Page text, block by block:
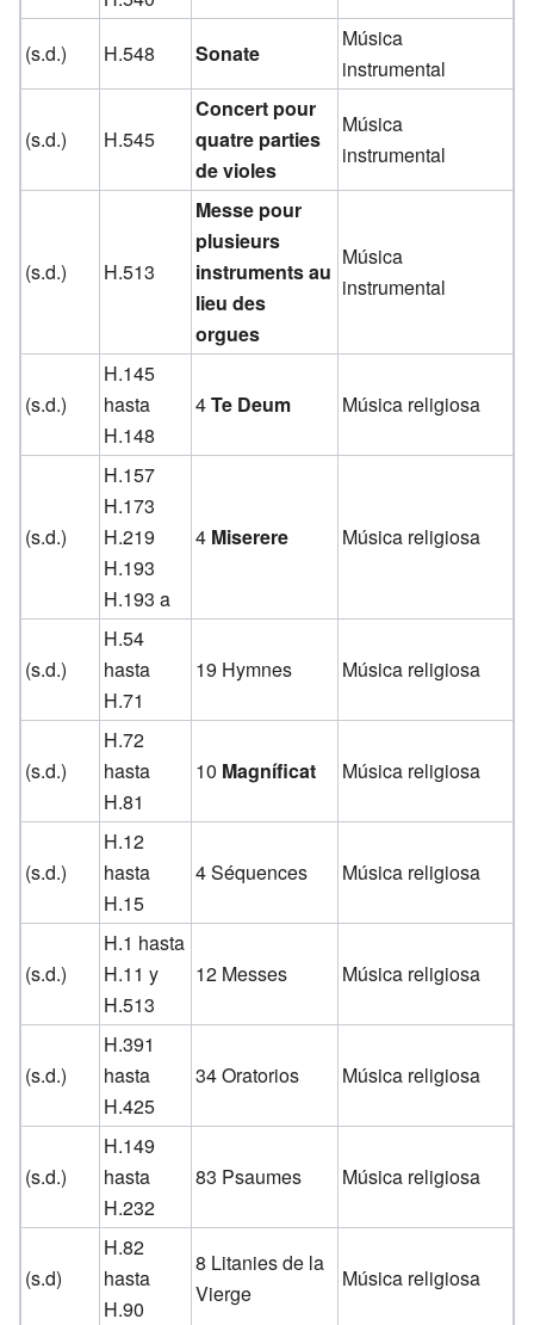
(s.d.)
H.548 Sonate
Música
instrumental
(s.d.) H.545
Concert pour
quatre parties
de violes
Música
instrumental
(s.d.) H.513
Messe pour
plusieurs
instruments au
lieu des
orgues
Música
instrumental
(s.d.)
H.145
hasta
H.148
4Te Deum Música religiosa
(s.d.)
H.157
H.173
H.219
H.193
H.193 a
4 Miserere Música religiosa
(s.d.)
H.54
hasta
H.71
19 Hymnes Música religiosa
(s.d.)
H.72
hasta
H.81
10 Magníficat Música religiosa
(s.d.)
H.12
hasta
H.15
4 Séquences Música religiosa
(s.d.)
H.1 hasta
H.11 y
H.513
12 Messes Música religiosa
(s.d.)
H.391
hasta
H.425
34 Oratorios Música religiosa
(s.d.)
H.149
hasta
H.232
83 Psaumes Música religiosa
(s.d)
H.82
hasta
H.90
8 Litanies de la
Vierge
Música religiosa